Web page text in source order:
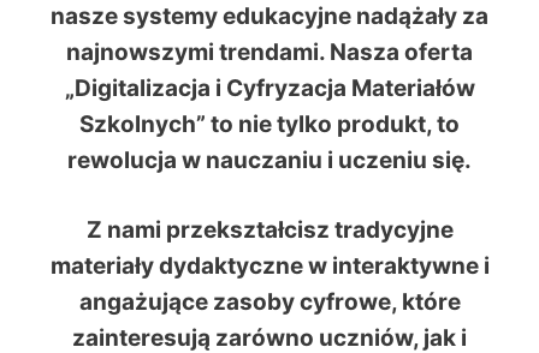
nasze systemy edukacyjne nadążały za
najnowszymi trendami. Nasza oferta
„Digitalizacja i Cyfryzacja Materiałów
Szkolnych” to nie tylko produkt, to
rewolucja w nauczaniu i uczeniu się.
Z nami przekształcisz tradycyjne
materiały dydaktyczne w interaktywne i
angażujące zasoby cyfrowe, które
zainteresują zarówno uczniów, jak i